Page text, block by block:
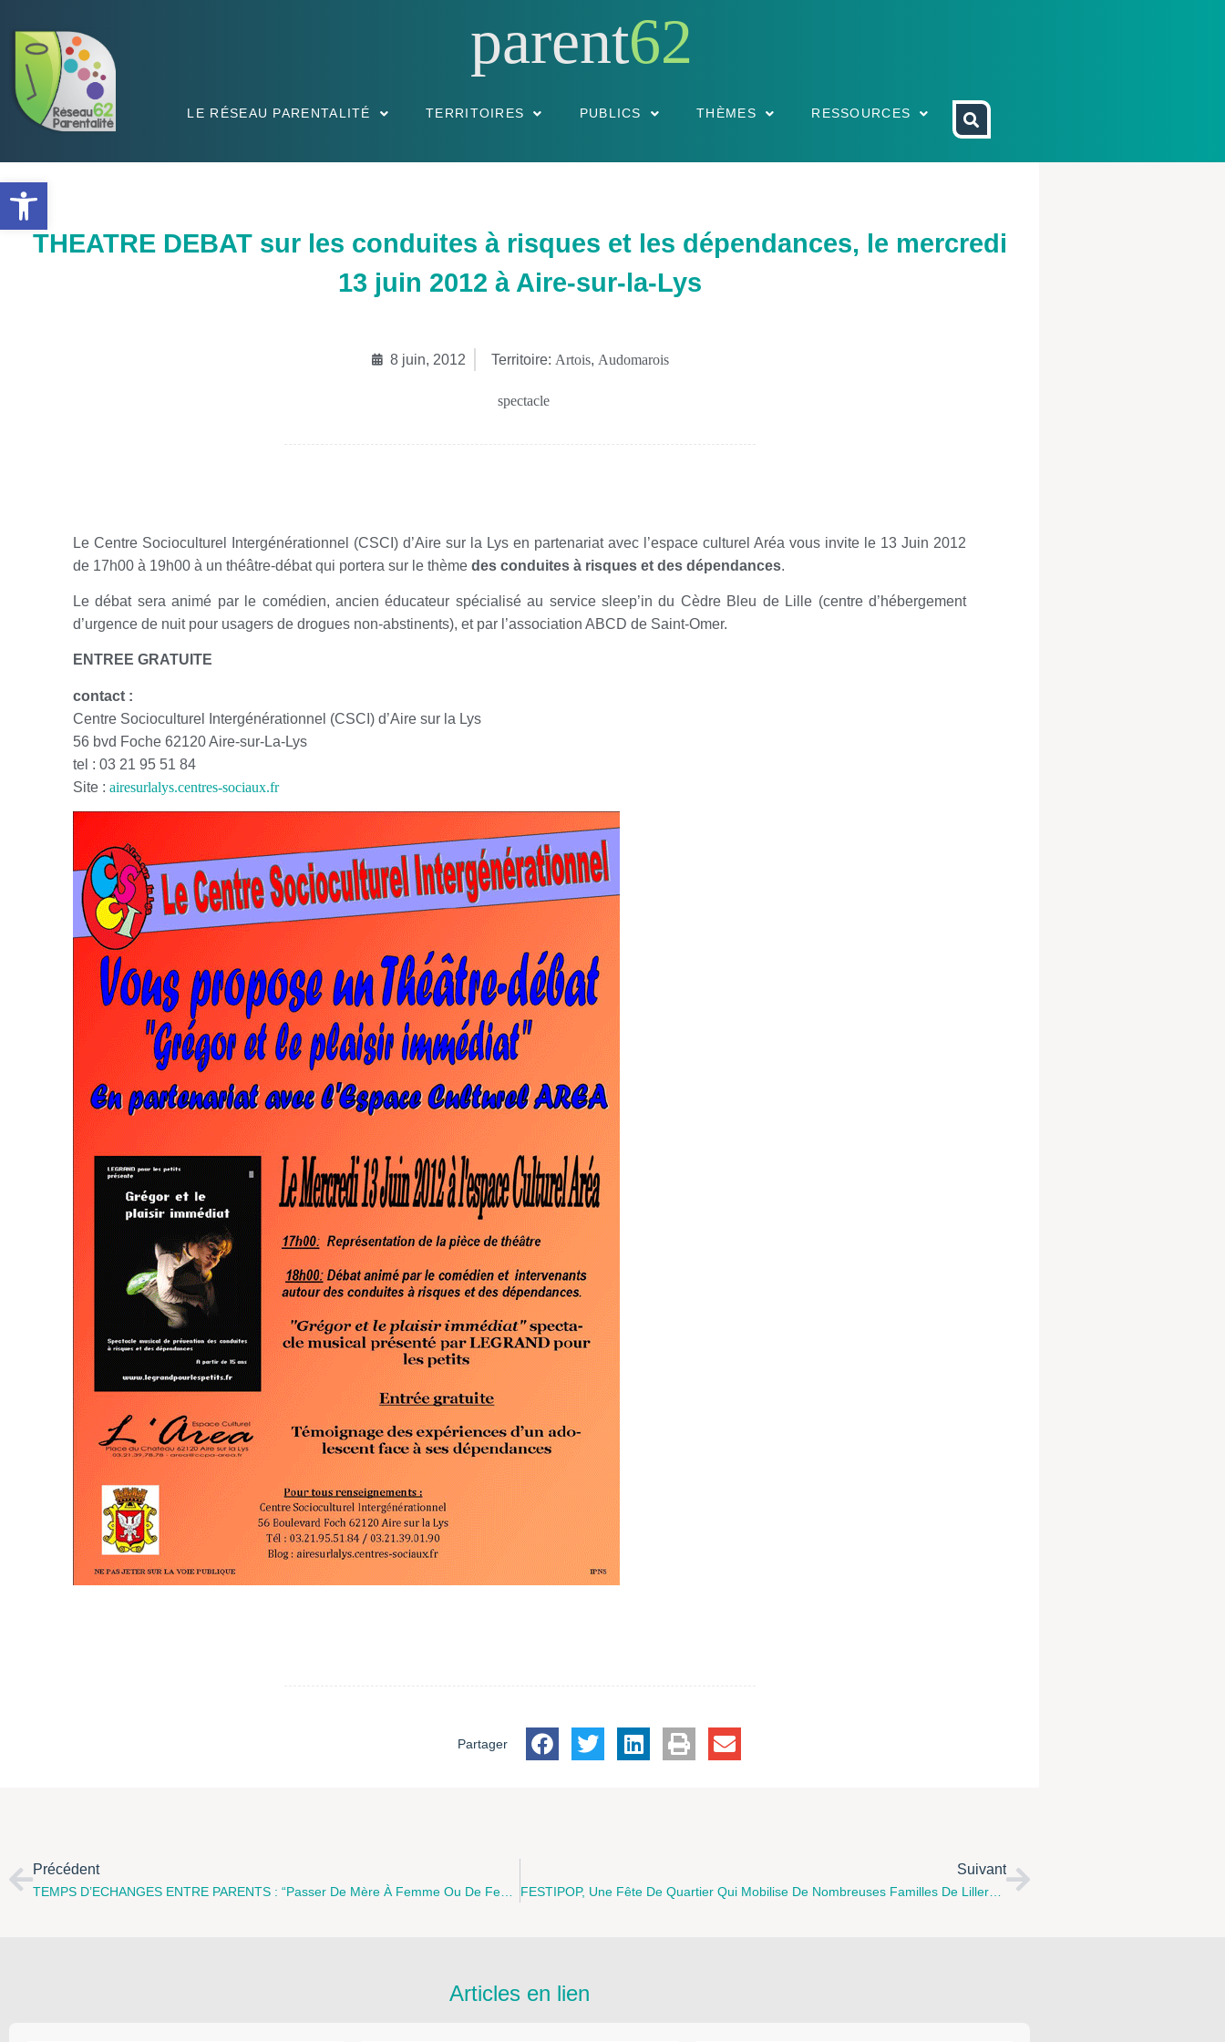
Ouvrir la barre d’outils
parent62
LE RÉSEAU PARENTALITÉ TERRITOIRES PUBLICS THÈMES RESSOURCES
THEATRE DEBAT sur les conduites à risques et les dépendances, le mercredi
13 juin 2012 à Aire-sur-la-Lys
8 juin, 2012 Territoire: Artois, Audomarois
spectacle
Le Centre Socioculturel Intergénérationnel (CSCI) d’Aire sur la Lys en partenariat avec l’espace culturel Aréa vous invite le 13 Juin 2012
de 17h00 à 19h00 à un théâtre-débat qui portera sur le thème des conduites à risques et des dépendances.
Le débat sera animé par le comédien, ancien éducateur spécialisé au service sleep’in du Cèdre Bleu de Lille (centre d’hébergement
d’urgence de nuit pour usagers de drogues non-abstinents), et par l’association ABCD de Saint-Omer.
ENTREE GRATUITE
contact :
Centre Socioculturel Intergénérationnel (CSCI) d’Aire sur la Lys
56 bvd Foche 62120 Aire-sur-La-Lys
tel : 03 21 95 51 84
Site : airesurlalys.centres-sociaux.fr
Partager
Précédent Suivant
FESTIPOP, Une Fête De Quartier Qui Mobilise De Nombreuses Familles De Lillers, Du 20 Au 22 Juin 2012
Articles en lien